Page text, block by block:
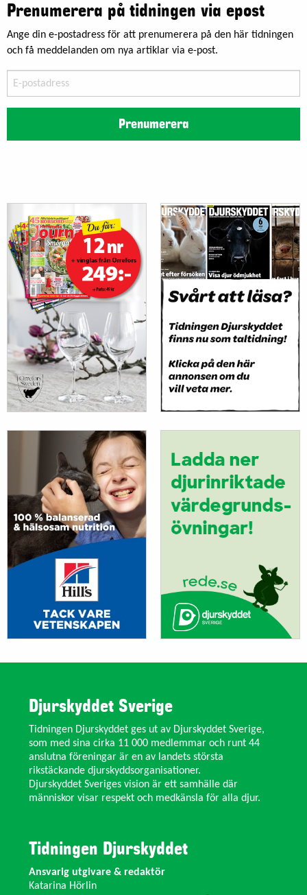
Prenumerera på tidningen via epost
Ange din e-postadress för att prenumerera på den här tidningen
och få meddelanden om nya artiklar via e-post.
postadress
Prenumerera
Djurskyddet Sverige
Tidningen Djurskyddet ges ut av Djurskyddet Sverige,
som med sina cirka 11 000 medlemmar och runt 44
anslutna föreningar är en av landets största
rikstäckande djurskyddsorganisationer.
Djurskyddet Sveriges vision är ett samhälle där
människor visar respekt och medkänsla för alla djur.
Tidningen Djurskyddet
Ansvarig utgivare & redaktör
Katarina Hörlin